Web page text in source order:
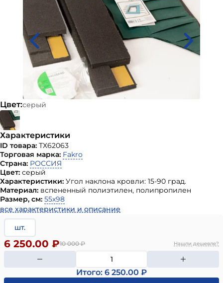
Цвет:серый
Характеристики
ID товара: ТХ62063
Торговая марка: Fakro
Страна: РОССИЯ
Цвет: серый
Характеристики: Угол наклона кровли: 15-90 град.
Материал: вспененный полиэтилен, полипропилен
Размер, см: 55х98
все характеристики и описание
шт.
10 000₽
6 250.00 ₽ Нашли дешевле?
Итого: 6 250.00 ₽